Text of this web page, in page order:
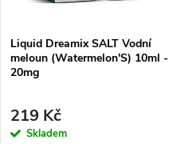
p
r
s
p
r
Liquid Dreamix SALT Vodní
meloun (Watermelon'S) 10ml -
20mg
219 Kč
Skladem